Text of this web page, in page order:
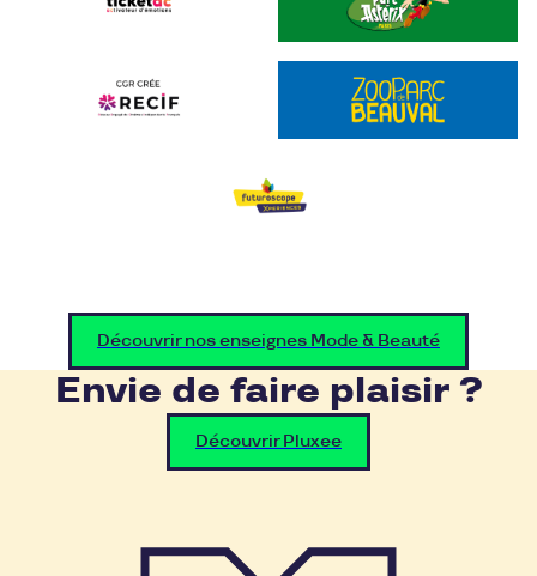
Découvrir nos enseignes Mode & Beauté
Envie de faire plaisir ?
Découvrir Pluxee